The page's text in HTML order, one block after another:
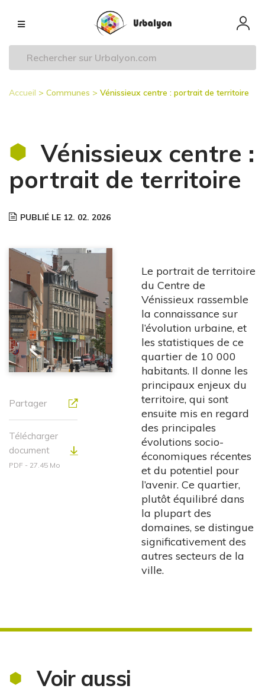
principal
Navigation
principale
Accueil Communes Vénissieux centre : portrait de territoire
Vénissieux centre :
portrait de territoire
PUBLIÉ LE 12. 02. 2026
Partager
Télécharger
document
PDF - 27.45 Mo
Le portrait de territoire
du Centre de
Vénissieux rassemble
la connaissance sur
l’évolution urbaine, et
les statistiques de ce
quartier de 10 000
habitants. Il donne les
principaux enjeux du
territoire, qui sont
ensuite mis en regard
des principales
évolutions socio-
économiques récentes
et du potentiel pour
l’avenir. Ce quartier,
plutôt équilibré dans
la plupart des
domaines, se distingue
significativement des
autres secteurs de la
ville.
Voir aussi